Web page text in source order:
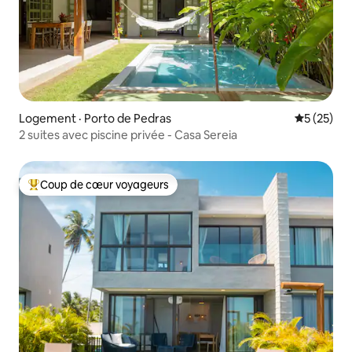
Logement · Porto de Pedras Note
5 (25)
2 suites avec piscine privée - Casa Sereia
Coup de cœur voyageurs parmi les plus aimés
Coup de cœur voyageurs